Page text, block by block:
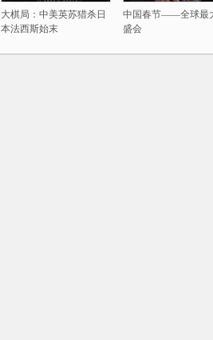
大棋局：中美英苏猎杀日
本法西斯始末
中国春节——全球最
盛会